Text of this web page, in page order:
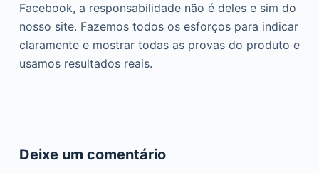
Facebook, a responsabilidade não é deles e sim do
nosso site. Fazemos todos os esforços para indicar
claramente e mostrar todas as provas do produto e
usamos resultados reais.
Deixe um comentário